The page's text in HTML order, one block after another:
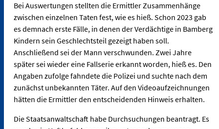
Bei Auswertungen stellten die Ermittler Zusammenhänge
zwischen einzelnen Taten fest, wie es hieß. Schon 2023 gab
es demnach erste Fälle, in denen der Verdächtige in Bamberg
Kindern sein Geschlechtsteil gezeigt haben soll.
Anschließend sei der Mann verschwunden. Zwei Jahre
später sei wieder eine Fallserie erkannt worden, hieß es. Den
Angaben zufolge fahndete die Polizei und suchte nach dem
zunächst unbekannten Täter. Auf den Videoaufzeichnungen
hätten die Ermittler den entscheidenden Hinweis erhalten.
Die Staatsanwaltschaft habe Durchsuchungen beantragt. Es